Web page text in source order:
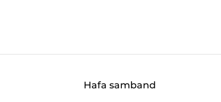
Hafa samband